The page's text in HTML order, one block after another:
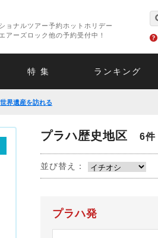
ョナルツアー予約ホットホリデー
アーズロック他の予約受付中！
特 集 ランキング
世界遺産を訪れる
プラハ歴史地区 6件
並び替え：
プラハ発